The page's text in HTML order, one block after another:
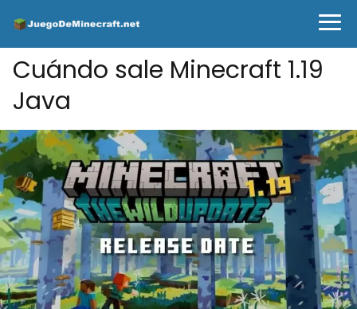
Cuándo sale Minecraft 1.19
Java